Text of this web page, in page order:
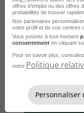
Conducteur
H/F
Obernai -
Je postule
offres d’emploi ou des offres
probabilités de trouver
Nos partenaires
votre profil et de vos centres
Vous pouvez à tout moment
consentement en cliquant
Pour en savoir plus,
notre Politique
Personnaliser